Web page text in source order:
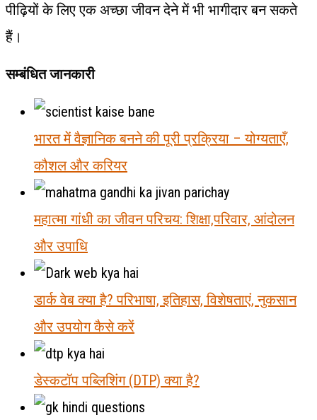
पीढ़ियों के लिए एक अच्छा जीवन देने में भी भागीदार बन सकते
हैं।
सम्बंधित जानकारी
भारत में वैज्ञानिक बनने की पूरी प्रक्रिया – योग्यताएँ,
कौशल और करियर
महात्मा गांधी का जीवन परिचय: शिक्षा,परिवार, आंदोलन
और उपाधि
डार्क वेब क्या है? परिभाषा, इतिहास, विशेषताएं, नुकसान
और उपयोग कैसे करें
डेस्कटॉप पब्लिशिंग (DTP) क्या है?